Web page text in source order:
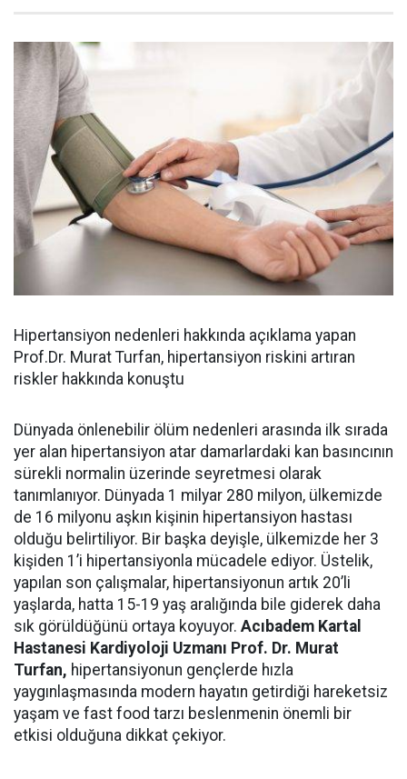
Hipertansiyon nedenleri hakkında açıklama yapan
Prof.Dr. Murat Turfan, hipertansiyon riskini artıran
riskler hakkında konuştu
Dünyada önlenebilir ölüm nedenleri arasında ilk sırada
yer alan hipertansiyon atar damarlardaki kan basıncının
sürekli normalin üzerinde seyretmesi olarak
tanımlanıyor. Dünyada 1 milyar 280 milyon, ülkemizde
de 16 milyonu aşkın kişinin hipertansiyon hastası
olduğu belirtiliyor. Bir başka deyişle, ülkemizde her 3
kişiden 1’i hipertansiyonla mücadele ediyor. Üstelik,
yapılan son çalışmalar, hipertansiyonun artık 20’li
yaşlarda, hatta 15-19 yaş aralığında bile giderek daha
sık görüldüğünü ortaya koyuyor. Acıbadem Kartal
Hastanesi Kardiyoloji Uzmanı Prof. Dr. Murat
Turfan, hipertansiyonun gençlerde hızla
yaygınlaşmasında modern hayatın getirdiği hareketsiz
yaşam ve fast food tarzı beslenmenin önemli bir
etkisi olduğuna dikkat çekiyor.